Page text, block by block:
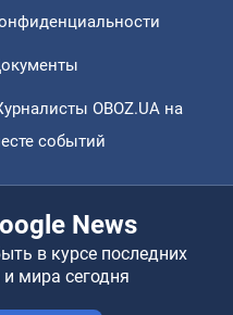
OBOZ.UA на
событий
News
в курсе последних
мира сегодня